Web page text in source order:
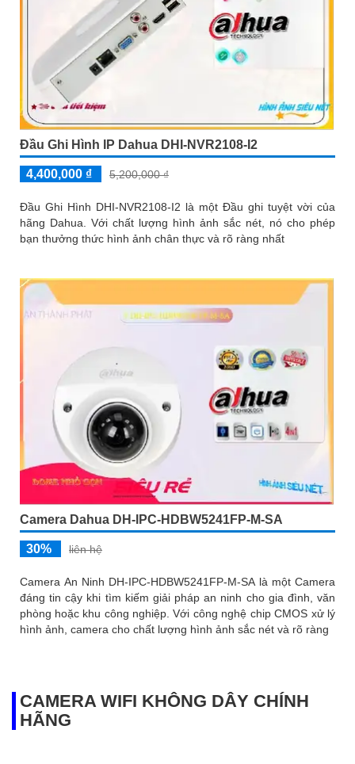
Đầu Ghi Hình IP Dahua DHI-NVR2108-I2
4,400,000 ₫ 5,200,000 ₫
Đầu Ghi Hình DHI-NVR2108-I2 là một Đầu ghi tuyệt vời của
hãng Dahua. Với chất lượng hình ảnh sắc nét, nó cho phép
bạn thưởng thức hình ảnh chân thực và rõ ràng nhất
Camera Dahua DH-IPC-HDBW5241FP-M-SA
30% liên hệ
Camera An Ninh DH-IPC-HDBW5241FP-M-SA là một Camera
đáng tin cậy khi tìm kiếm giải pháp an ninh cho gia đình, văn
phòng hoặc khu công nghiệp. Với công nghệ chip CMOS xử lý
hình ảnh, camera cho chất lượng hình ảnh sắc nét và rõ ràng
CAMERA WIFI KHÔNG DÂY CHÍNH
HÃNG